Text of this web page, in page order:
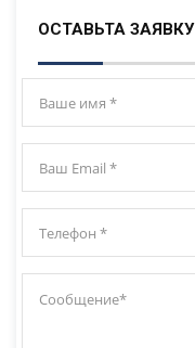
ОСТАВЬТА ЗАЯВКУ